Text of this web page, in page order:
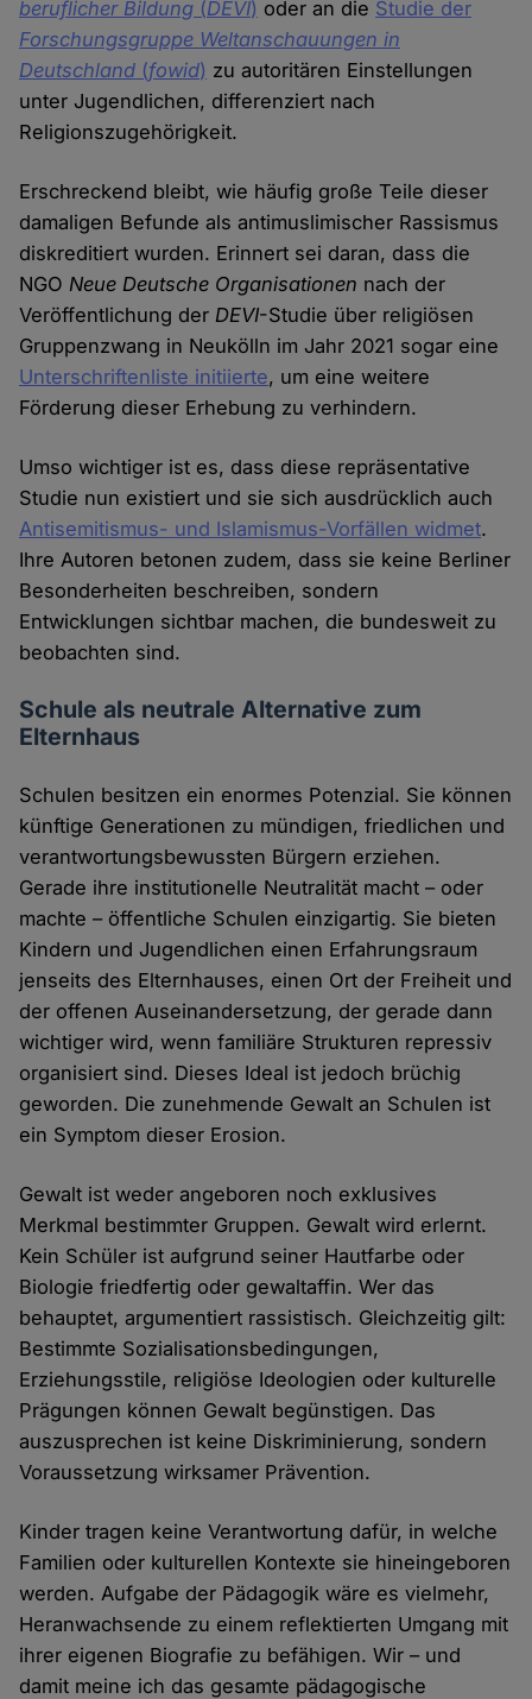
beruflicher Bildung (DEVI) oder an die Studie der
Forschungsgruppe Weltanschauungen in
Deutschland (fowid) zu autoritären Einstellungen
unter Jugendlichen, differenziert nach
Religionszugehörigkeit.
Erschreckend bleibt, wie häufig große Teile dieser
damaligen Befunde als antimuslimischer Rassismus
diskreditiert wurden. Erinnert sei daran, dass die
NGO Neue Deutsche Organisationen nach der
Veröffentlichung der DEVI-Studie über religiösen
Gruppenzwang in Neukölln im Jahr 2021 sogar eine
Unterschriftenliste initiierte, um eine weitere
Förderung dieser Erhebung zu verhindern.
Umso wichtiger ist es, dass diese repräsentative
Studie nun existiert und sie sich ausdrücklich auch
Antisemitismus- und Islamismus-Vorfällen widmet.
Ihre Autoren betonen zudem, dass sie keine Berliner
Besonderheiten beschreiben, sondern
Entwicklungen sichtbar machen, die bundesweit zu
beobachten sind.
Schule als neutrale Alternative zum
Elternhaus
Schulen besitzen ein enormes Potenzial. Sie können
künftige Generationen zu mündigen, friedlichen und
verantwortungsbewussten Bürgern erziehen.
Gerade ihre institutionelle Neutralität macht – oder
machte – öffentliche Schulen einzigartig. Sie bieten
Kindern und Jugendlichen einen Erfahrungsraum
jenseits des Elternhauses, einen Ort der Freiheit und
der offenen Auseinandersetzung, der gerade dann
wichtiger wird, wenn familiäre Strukturen repressiv
organisiert sind. Dieses Ideal ist jedoch brüchig
geworden. Die zunehmende Gewalt an Schulen ist
ein Symptom dieser Erosion.
Gewalt ist weder angeboren noch exklusives
Merkmal bestimmter Gruppen. Gewalt wird erlernt.
Kein Schüler ist aufgrund seiner Hautfarbe oder
Biologie friedfertig oder gewaltaffin. Wer das
behauptet, argumentiert rassistisch. Gleichzeitig gilt:
Bestimmte Sozialisationsbedingungen,
Erziehungsstile, religiöse Ideologien oder kulturelle
Prägungen können Gewalt begünstigen. Das
auszusprechen ist keine Diskriminierung, sondern
Voraussetzung wirksamer Prävention.
Kinder tragen keine Verantwortung dafür, in welche
Familien oder kulturellen Kontexte sie hineingeboren
werden. Aufgabe der Pädagogik wäre es vielmehr,
Heranwachsende zu einem reflektierten Umgang mit
ihrer eigenen Biografie zu befähigen. Wir – und
damit meine ich das gesamte pädagogische